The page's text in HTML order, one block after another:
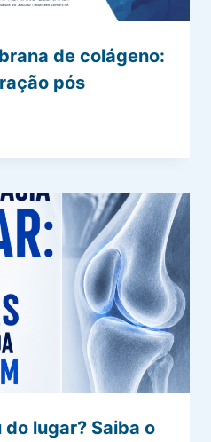
de colágeno:
pós
do lugar? Saiba o